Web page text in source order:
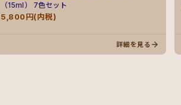
（15ml） 7色セット
5,800円(内税)
詳細を見る